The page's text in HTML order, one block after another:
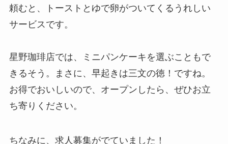
頼むと、トーストとゆで卵がついてくるうれしい
サービスです。
星野珈琲店では、ミニパンケーキを選ぶこともで
きるそう。まさに、早起きは三文の徳！ですね。
お得でおいしいので、オープンしたら、ぜひお立
ち寄りください。
ちなみに、求人募集がでていました！